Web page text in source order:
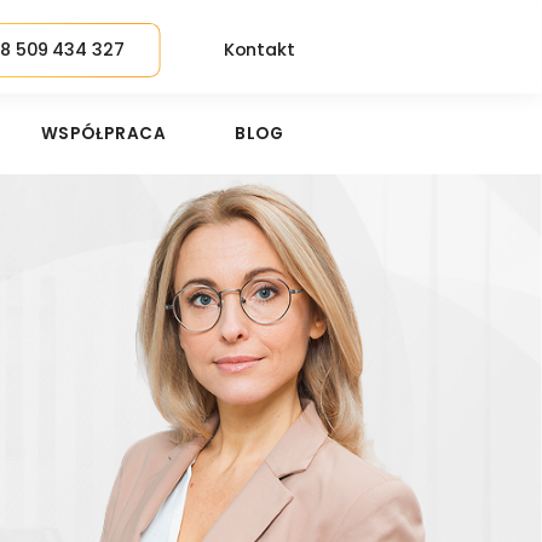
509 434 327 Kontakt
WSPÓŁPRACA BLOG